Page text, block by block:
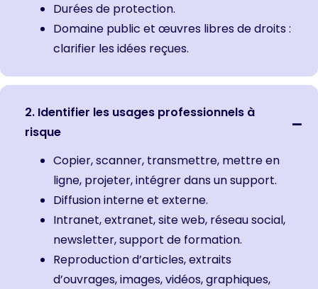
Durées de protection.
Domaine public et œuvres libres de droits :
clarifier les idées reçues.
2. Identifier les usages professionnels à
risque
Copier, scanner, transmettre, mettre en
ligne, projeter, intégrer dans un support.
Diffusion interne et externe.
Intranet, extranet, site web, réseau social,
newsletter, support de formation.
Reproduction d’articles, extraits
d’ouvrages, images, vidéos, graphiques,